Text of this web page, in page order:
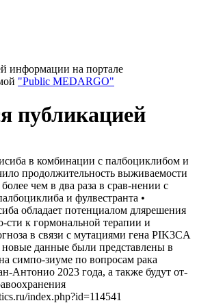
информации на портале
"Public MEDARGO"
публикацией
в комбинации с палбоциклибом и
продолжительность выживаемости
чем в два раза в срав-нении с
и фулвестранта •
обладает потенциалом длярешения
сти к гормональной терапии и
в связи с мутациями гена PIK3CA
данные были представлены в
симпо-зиуме по вопросам рака
Антонио 2023 года, а также будут от-
index.php?id=114541